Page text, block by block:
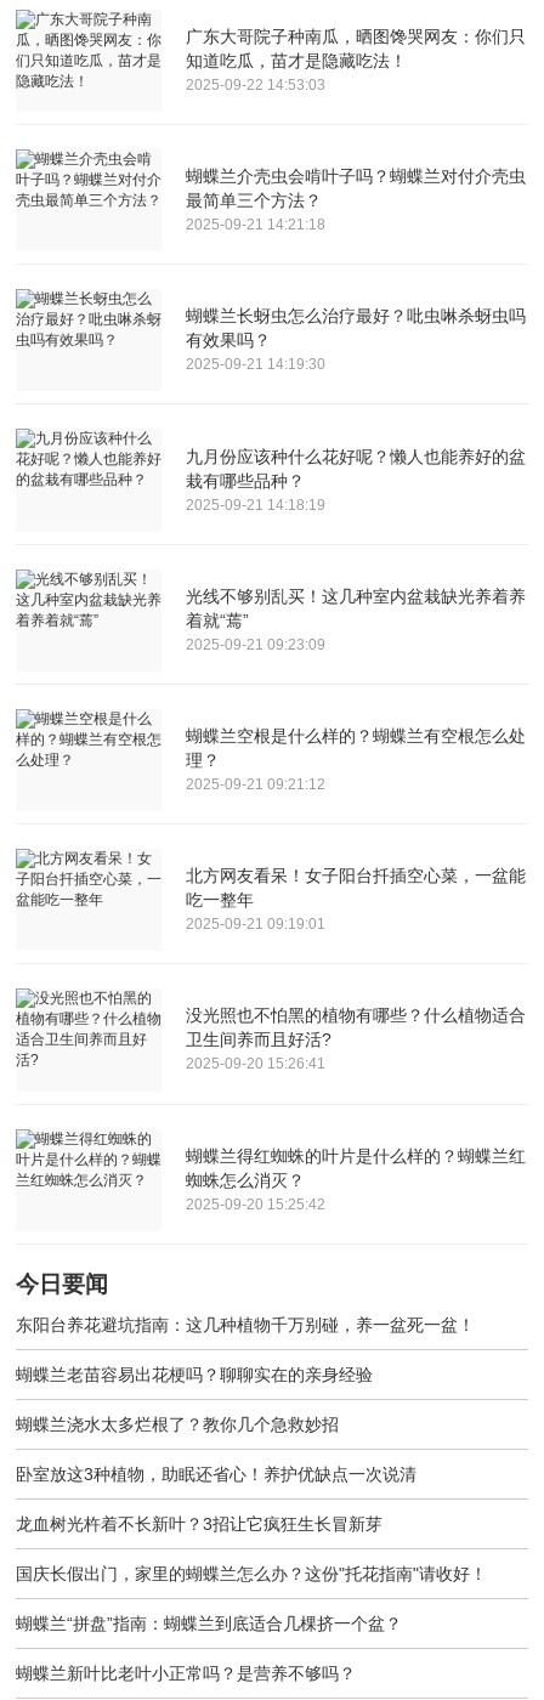
广东大哥院子种南瓜，晒图馋哭网友：你们只
知道吃瓜，苗才是隐藏吃法！
2025-09-22 14:53:03
蝴蝶兰介壳虫会啃叶子吗？蝴蝶兰对付介壳虫
最简单三个方法？
2025-09-21 14:21:18
蝴蝶兰长蚜虫怎么治疗最好？吡虫啉杀蚜虫吗
有效果吗？
2025-09-21 14:19:30
九月份应该种什么花好呢？懒人也能养好的盆
栽有哪些品种？
2025-09-21 14:18:19
光线不够别乱买！这几种室内盆栽缺光养着养
着就“蔫”
2025-09-21 09:23:09
蝴蝶兰空根是什么样的？蝴蝶兰有空根怎么处
理？
2025-09-21 09:21:12
北方网友看呆！女子阳台扦插空心菜，一盆能
吃一整年
2025-09-21 09:19:01
没光照也不怕黑的植物有哪些？什么植物适合
卫生间养而且好活?
2025-09-20 15:26:41
蝴蝶兰得红蜘蛛的叶片是什么样的？蝴蝶兰红
蜘蛛怎么消灭？
2025-09-20 15:25:42
今日要闻
东阳台养花避坑指南：这几种植物千万别碰，养一盆死一盆！
蝴蝶兰老苗容易出花梗吗？聊聊实在的亲身经验
蝴蝶兰浇水太多烂根了？教你几个急救妙招
卧室放这3种植物，助眠还省心！养护优缺点一次说清
龙血树光杵着不长新叶？3招让它疯狂生长冒新芽
国庆长假出门，家里的蝴蝶兰怎么办？这份"托花指南"请收好！
蝴蝶兰“拼盘”指南：蝴蝶兰到底适合几棵挤一个盆？
蝴蝶兰新叶比老叶小正常吗？是营养不够吗？